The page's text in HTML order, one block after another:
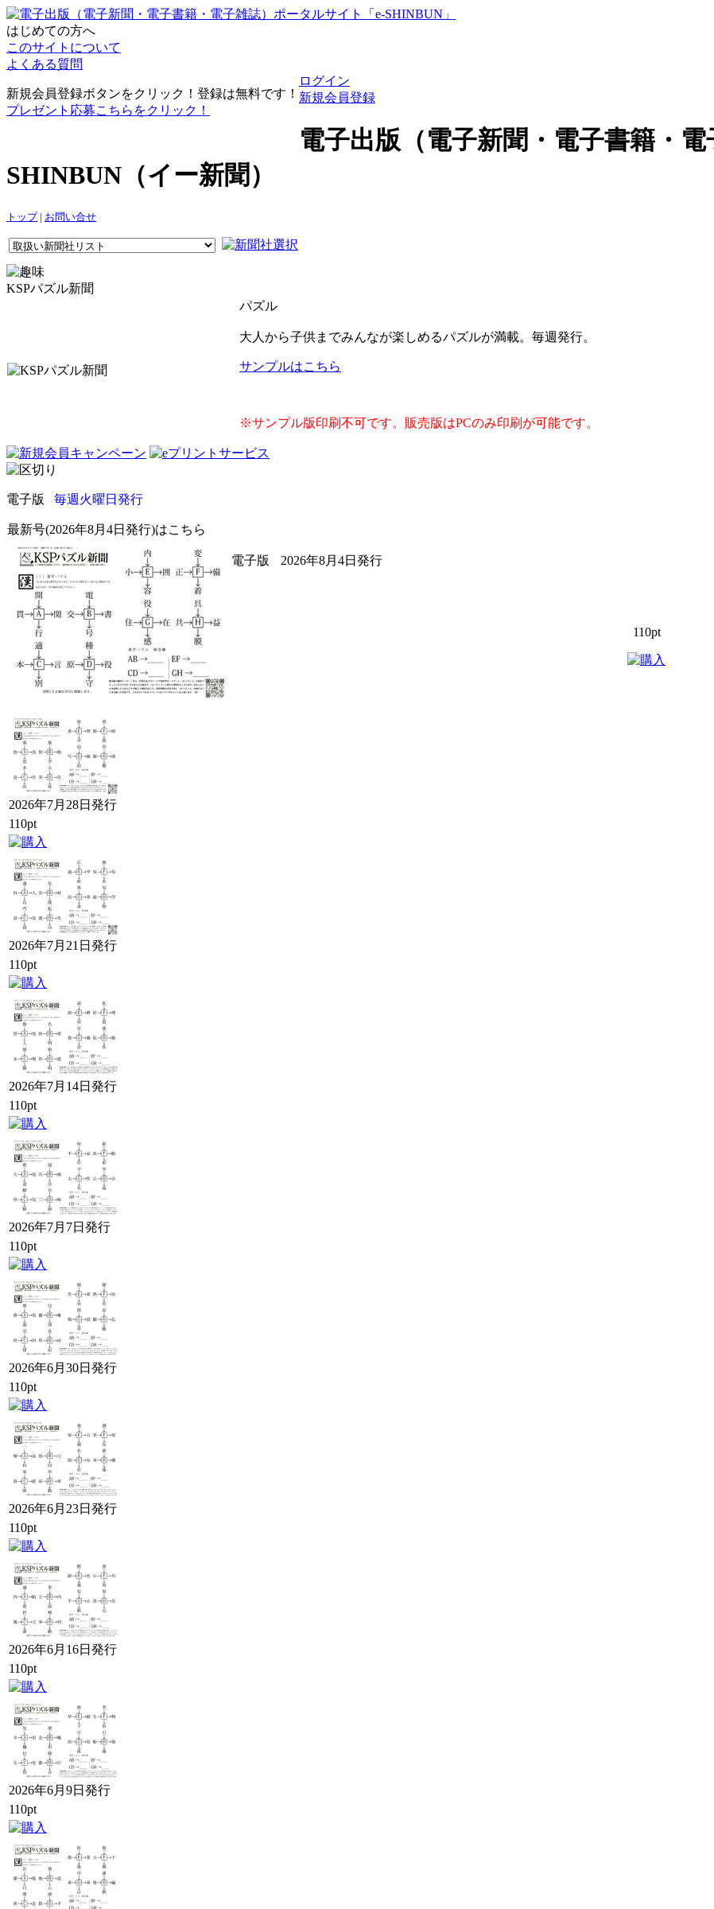
はじめての方へ
このサイトについて
よくある質問
新規会員登録ボタンをクリック！登録は無料です！
プレゼント応募こちらをクリック！
ログイン
新規会員登録
電子出版（電子新聞・電子書籍・
SHINBUN（イー新聞）
トップ| お問い合せ
KSPパズル新聞
パズル
大人から子供までみんなが楽しめるパズルが満載。毎週発行。
サンプルはこちら
※サンプル版印刷不可です。販売版はPCのみ印刷が可能です。
電子版 毎週火曜日発行
最新号(2026年8月4日発行)はこちら
電子版 2026年8月4日発行
110pt
2026年7月28日発行
110pt
2026年7月21日発行
110pt
2026年7月14日発行
110pt
2026年7月7日発行
110pt
2026年6月30日発行
110pt
2026年6月23日発行
110pt
2026年6月16日発行
110pt
2026年6月9日発行
110pt